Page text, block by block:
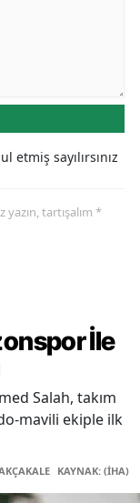
etmiş sayılırsınız
tartışalım *
İle
Salah, takım
mavili ekiple ilk
KAYNAK: (İHA)